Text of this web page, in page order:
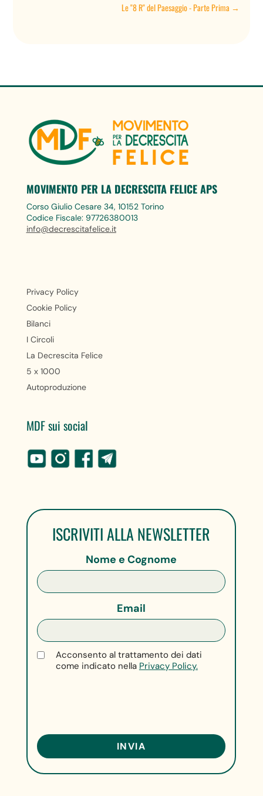
Le "8 R" del Paesaggio - Parte Prima →
MOVIMENTO PER LA DECRESCITA FELICE APS
Corso Giulio Cesare 34, 10152 Torino
Codice Fiscale: 97726380013
info@decrescitafelice.it
Privacy Policy
Cookie Policy
Bilanci
I Circoli
La Decrescita Felice
5 x 1000
Autoproduzione
MDF sui social
ISCRIVITI ALLA NEWSLETTER
Nome e Cognome
Email
Acconsento al trattamento dei dati
come indicato nella Privacy Policy.